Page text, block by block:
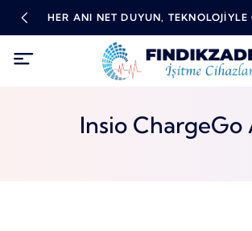
HER ANI NET DUYUN, TEKNOLOJIYLE
Insio ChargeGo